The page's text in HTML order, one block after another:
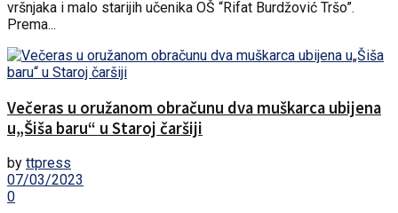
vršnjaka i malo starijih učenika OŠ “Rifat Burdžović Tršo”.
Prema...
Večeras u oružanom obračunu dva muškarca ubijena
u„Šiša baru“ u Staroj čaršiji
by ttpress
07/03/2023
0